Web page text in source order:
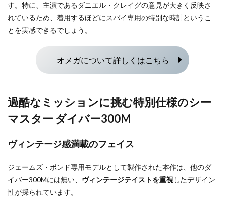
す。特に、主演であるダニエル・クレイグの意見が大きく反映さ
れているため、着用するほどにスパイ専用の特別な時計というこ
とを実感できるでしょう。
オメガについて詳しくはこちら
過酷なミッションに挑む特別仕様のシー
マスター ダイバー300M
ヴィンテージ感満載のフェイス
ジェームズ・ボンド専用モデルとして製作された本作は、他のダ
イバー300Mには無い、 ヴィンテージテイストを重視したデザイン
性が採られています。